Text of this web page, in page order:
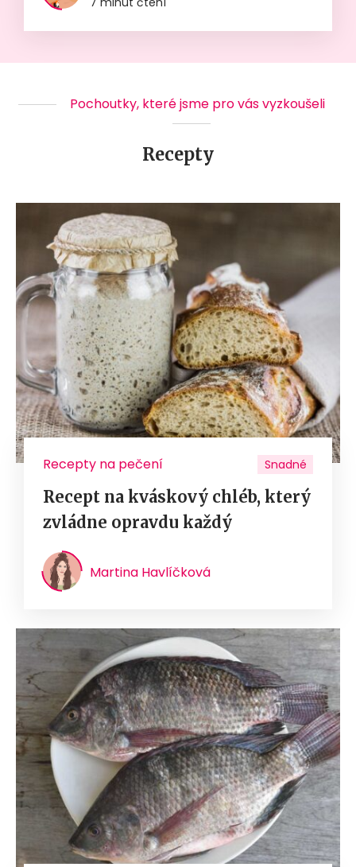
Pochoutky, které jsme pro vás vyzkoušeli
Recepty
Recepty na pečení Snadné
Recept na kváskový chléb, který
zvládne opravdu každý
Martina Havlíčková